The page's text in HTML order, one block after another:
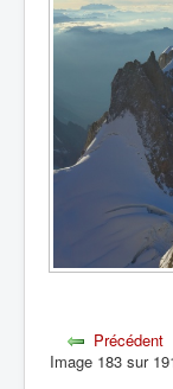
Précédent
Image 183 sur